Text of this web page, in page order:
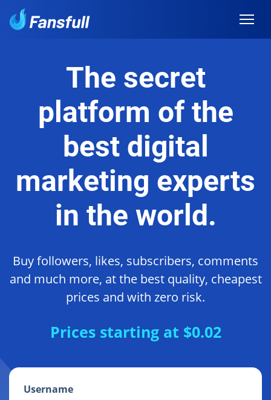
The secret
platform of the
best digital
marketing experts
in the world.
Buy followers, likes, subscribers, comments
and much more, at the best quality, cheapest
prices and with zero risk.
Prices starting at $0.02
Username